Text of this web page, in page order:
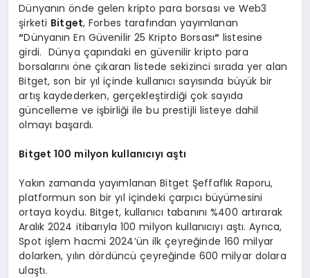
Dünyanın önde gelen kripto para borsası ve Web3
şirketi Bitget, Forbes tarafından yayımlanan
“Dünyanın En Güvenilir 25 Kripto Borsası“ listesine
girdi. Dünya çapındaki en güvenilir kripto para
borsalarını öne çıkaran listede sekizinci sırada yer alan
Bitget, son bir yıl içinde kullanıcı sayısında büyük bir
artış kaydederken, gerçekleştirdiği çok sayıda
güncelleme ve işbirliği ile bu prestijli listeye dahil
olmayı başardı.
Bitget 100 milyon kullanıcıyı aştı
Yakın zamanda yayımlanan Bitget Şeffaflık Raporu,
platformun son bir yıl içindeki çarpıcı büyümesini
ortaya koydu. Bitget, kullanıcı tabanını %400 artırarak
Aralık 2024 itibarıyla 100 milyon kullanıcıyı aştı. Ayrıca,
Spot işlem hacmi 2024’ün ilk çeyreğinde 160 milyar
dolarken, yılın dördüncü çeyreğinde 600 milyar dolara
ulaştı.